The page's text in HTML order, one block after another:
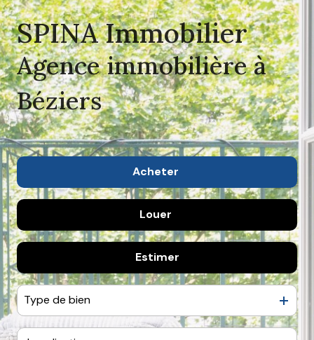
vendre
Acheter
Louer
Estimer
un bien
Mieux
connaître
contacter
Nous
rejoindre
SPINA Immobilier
Agence immobilière à
Béziers
Acheter
De l'immo pro
Louer
De l'immo pro
Estimer
Type de bien